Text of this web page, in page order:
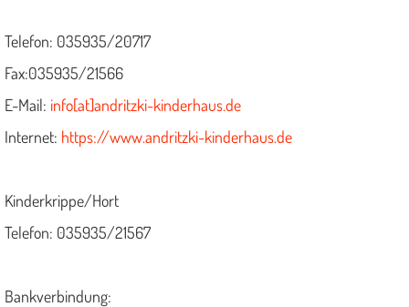
Telefon: 035935/20717
Fax:035935/21566
E-Mail: info[at]andritzki-kinderhaus.de
Internet: https://www.andritzki-kinderhaus.de
Kinderkrippe/Hort
Telefon: 035935/21567
Bankverbindung: